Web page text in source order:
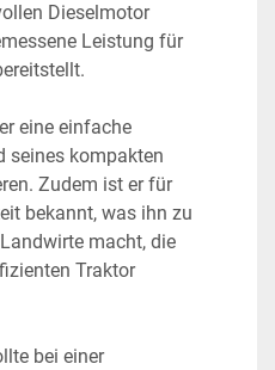
Dieselmotor
Leistung für
eine einfache
seines kompakten
Zudem ist er für
bekannt, was ihn zu
macht, die
Traktor
bei einer